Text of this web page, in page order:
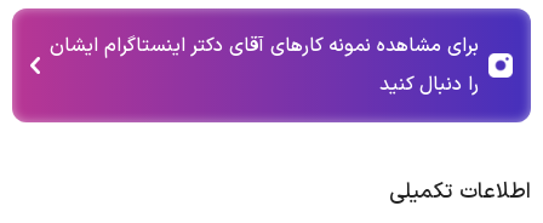
برای مشاهده نمونه کارهای آقای دکتر اینستاگرام ایشان
را دنبال کنید
اطلاعات تکمیلی